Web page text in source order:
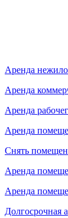
Аренда
Аренда
Аренда
Аренда
Снять
Аренда
Аренда
Долгосрочная